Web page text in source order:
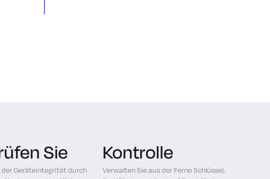
Sie
Geräteintegrität durch
Kontrolle
Verwalten Sie aus der Ferne Schlüssel,